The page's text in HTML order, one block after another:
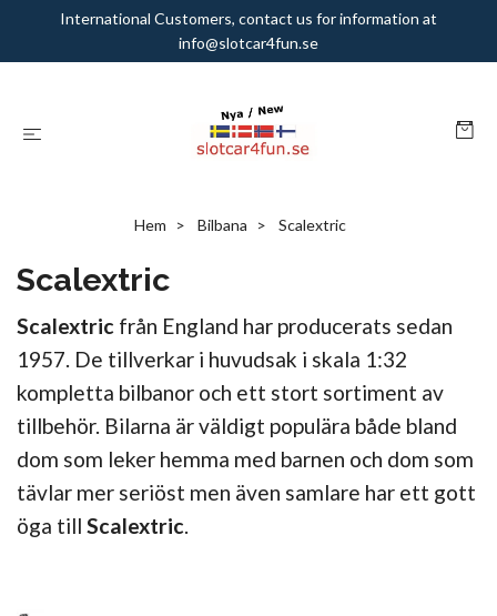
International Customers, contact us for information at
info@slotcar4fun.se
Hem Bilbana Scalextric
Scalextric
Scalextric från England har producerats sedan
1957. De tillverkar i huvudsak i skala 1:32
kompletta bilbanor och ett stort sortiment av
tillbehör. Bilarna är väldigt populära både bland
dom som leker hemma med barnen och dom som
tävlar mer seriöst men även samlare har ett gott
öga till Scalextric.